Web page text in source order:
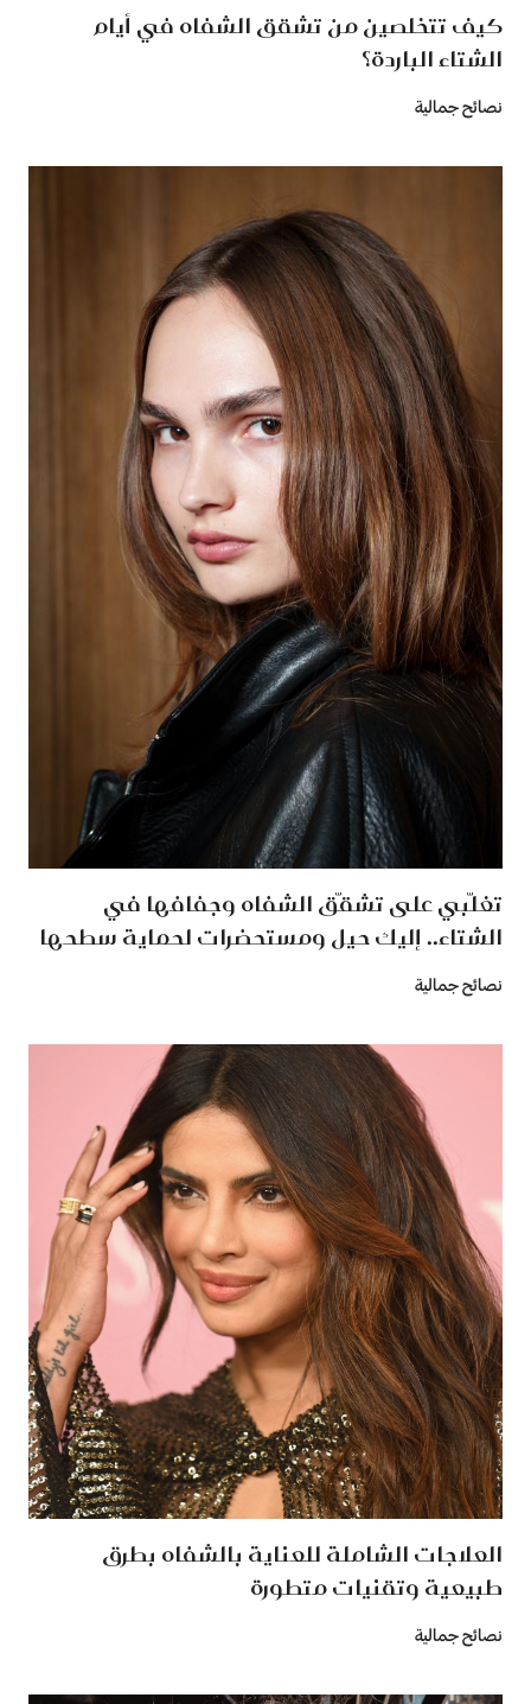
كيف تتخلصين من تشقق الشفاه في أيام
الشتاء الباردة؟
نصائح جمالية
تغلّبي على تشقّق الشفاه وجفافها في
الشتاء.. إليك حيل ومستحضرات لحماية سطحها
نصائح جمالية
العلاجات الشاملة للعناية بالشفاه بطرق
طبيعية وتقنيات متطورة
نصائح جمالية